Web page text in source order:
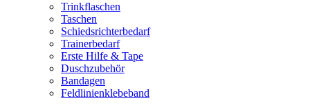
Trinkflaschen
Taschen
Schiedsrichterbedarf
Trainerbedarf
Erste Hilfe & Tape
Duschzubehör
Bandagen
Feldlinienklebeband